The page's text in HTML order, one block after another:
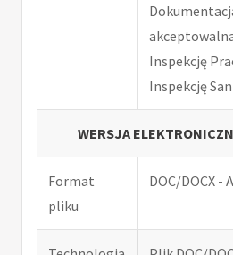
Inspekcję
Inspekcję
WERSJA
Format
pliku
DOC/DOCX -